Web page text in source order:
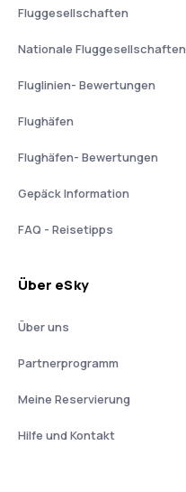
Fluggesellschaften
Nationale Fluggesellschaften
Fluglinien- Bewertungen
Flughäfen
Flughäfen- Bewertungen
Gepäck Information
FAQ - Reisetipps
Über eSky
Über uns
Partnerprogramm
Meine Reservierung
Hilfe und Kontakt